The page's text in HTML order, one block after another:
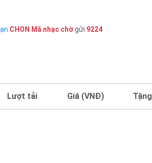
CHON Mã nhạc chờgửi 9224
Lượt tải Giá (VNĐ) Tặng